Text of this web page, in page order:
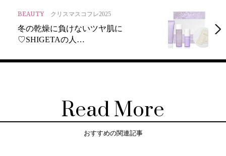
BEAUTY クリスマスコフレ2025
冬の乾燥に負けないツヤ肌に
♡SHIGETAの人…
Read More
おすすめの関連記事